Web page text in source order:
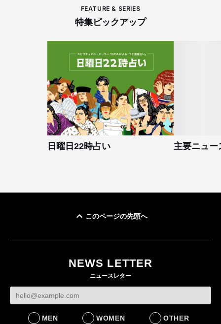
FEATURE & SERIES
特集ピックアップ
日曜日22時占い 主要ニュー
このページの先頭へ
NEWS LETTER
ニュースレター
MEN WOMEN OTHER